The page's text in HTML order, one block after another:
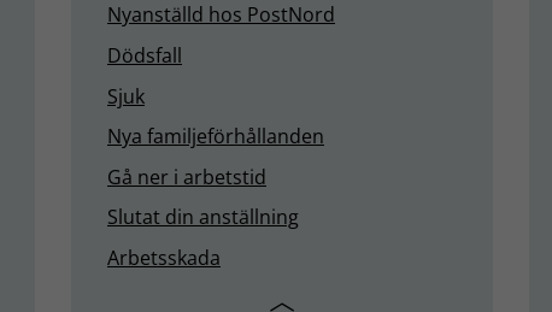
Nyanställd hos PostNord
Dödsfall
Sjuk
Nya familjeförhållanden
Gå ner i arbetstid
Slutat din anställning
Arbetsskada